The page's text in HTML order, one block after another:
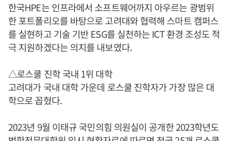
한국HPE는 인프라에서 소프트웨어까지 아우르는 광범위
한 포트폴리오를 바탕으로 고려대와 협력해 스마트 캠퍼스
를 실현하고 기술 기반 ESG를 실천하는 ICT 환경 조성도 적
극 지원하겠다는 의지를 내보였다.
△로스쿨 진학 국내 1위 대학
고려대가 국내 대학 가운데 로스쿨 진학자가 가장 많은 대
학으로 꼽혔다.
2023년 9월 이태규 국민의힘 의원실이 공개한 2023학년도